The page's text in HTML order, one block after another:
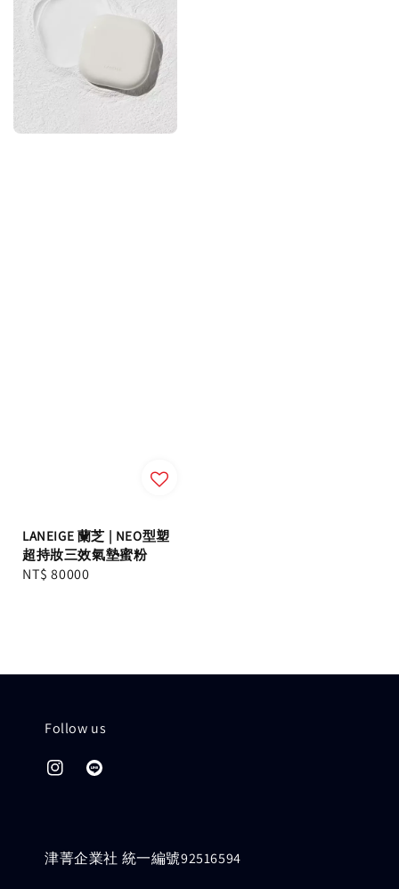
LANEIGE 蘭芝 | NEO型塑
超持妝三效氣墊蜜粉
Regular
NT$ 80000
Follow us
津菁企業社 統一編號92516594